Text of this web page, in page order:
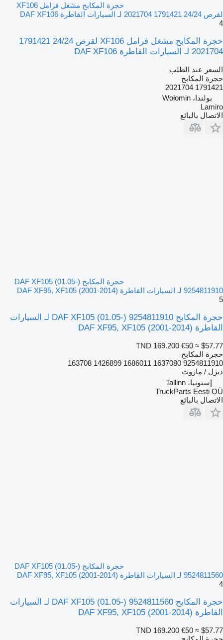
حجرة المكابح مشغل فرامل XF106
لقرص 24/24 1791421 2021704 لـ السيارات القاطرة DAF XF106
4
حجرة المكابح مشغل فرامل XF106 لقرص 24/24 1791421
2021704 لـ السيارات القاطرة DAF XF106
السعر عند الطلب
حجرة المكابح
1791421 2021704
بولندا، Wołomin
Lamiro
الاتصال بالبائع
حجرة المكابح DAF XF105 (01.05-)
9254811910 لـ السيارات القاطرة DAF XF95, XF105 (2001-2014)
5
حجرة المكابح DAF XF105 (01.05-) 9254811910 لـ السيارات
القاطرة DAF XF95, XF105 (2001-2014)
TND 169.200 €50 ≈ $57.77
حجرة المكابح
9254811910 1637080 1686011 1426899 163708
ديزل / مازوت
إستونيا، Tallinn
TruckParts Eesti OÜ
الاتصال بالبائع
حجرة المكابح DAF XF105 (01.05-)
9524811560 لـ السيارات القاطرة DAF XF95, XF105 (2001-2014)
4
حجرة المكابح DAF XF105 (01.05-) 9524811560 لـ السيارات
القاطرة DAF XF95, XF105 (2001-2014)
TND 169.200 €50 ≈ $57.77